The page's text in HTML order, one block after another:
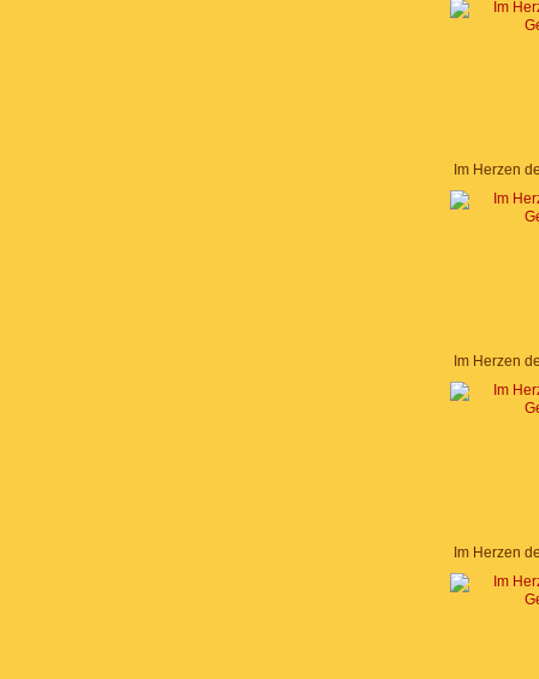
Im Herzen
Im Herzen
Im Herzen